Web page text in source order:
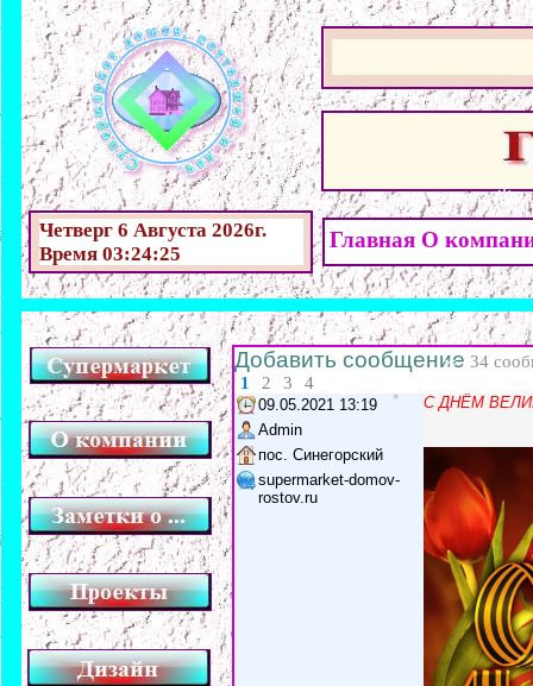
Четверг 6 Августа 2026г.
Время 03:24:26
Главная О
Добавить сообщение 34
1
2 3 4
09.05.2021 13:19
Admin
пос. Синегорский
supermarket-domov-
rostov.ru
С ДНЁМ
*
*